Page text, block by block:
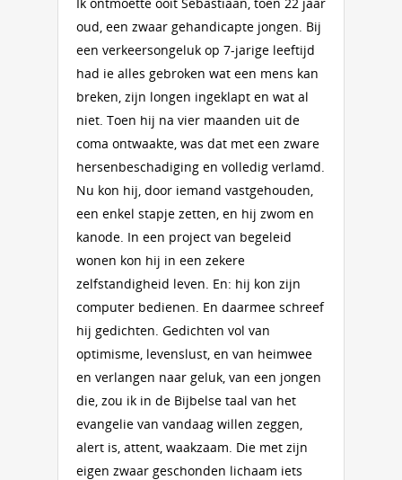
oud, een zwaar gehandicapte jongen. Bij
een verkeersongeluk op 7-jarige leeftijd
had ie alles gebroken wat een mens kan
breken, zijn longen ingeklapt en wat al
niet. Toen hij na vier maanden uit de
coma ontwaakte, was dat met een zware
hersenbeschadiging en volledig verlamd.
Nu kon hij, door iemand vastgehouden,
een enkel stapje zetten, en hij zwom en
kanode. In een project van begeleid
wonen kon hij in een zekere
zelfstandigheid leven. En: hij kon zijn
computer bedienen. En daarmee schreef
hij gedichten. Gedichten vol van
optimisme, levenslust, en van heimwee
en verlangen naar geluk, van een jongen
die, zou ik in de Bijbelse taal van het
evangelie van vandaag willen zeggen,
alert is, attent, waakzaam. Die met zijn
eigen zwaar geschonden lichaam iets